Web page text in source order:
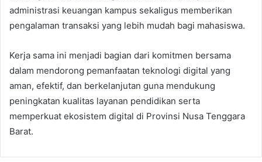
administrasi keuangan kampus sekaligus memberikan
pengalaman transaksi yang lebih mudah bagi mahasiswa.
Kerja sama ini menjadi bagian dari komitmen bersama
dalam mendorong pemanfaatan teknologi digital yang
aman, efektif, dan berkelanjutan guna mendukung
peningkatan kualitas layanan pendidikan serta
memperkuat ekosistem digital di Provinsi Nusa Tenggara
Barat.